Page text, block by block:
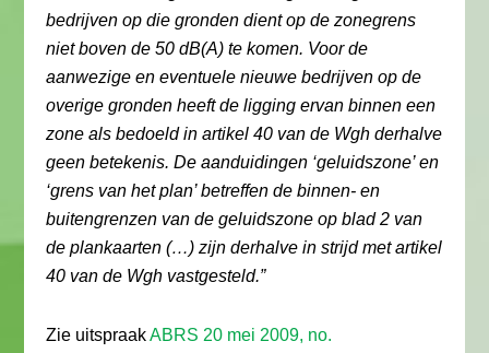
bedrijven op die gronden dient op de zonegrens
niet boven de 50 dB(A) te komen. Voor de
aanwezige en eventuele nieuwe bedrijven op de
overige gronden heeft de ligging ervan binnen een
zone als bedoeld in artikel 40 van de Wgh derhalve
geen betekenis. De aanduidingen ‘geluidszone’ en
‘grens van het plan’ betreffen de binnen- en
buitengrenzen van de geluidszone op blad 2 van
de plankaarten (…) zijn derhalve in strijd met artikel
40 van de Wgh vastgesteld.”
Zie uitspraakABRS 20 mei 2009, no.